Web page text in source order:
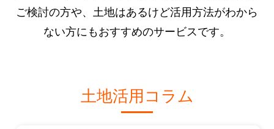
ご検討の方や、土地はあるけど活用方法がわから
ない方にもおすすめのサービスです。
土地活用コラム